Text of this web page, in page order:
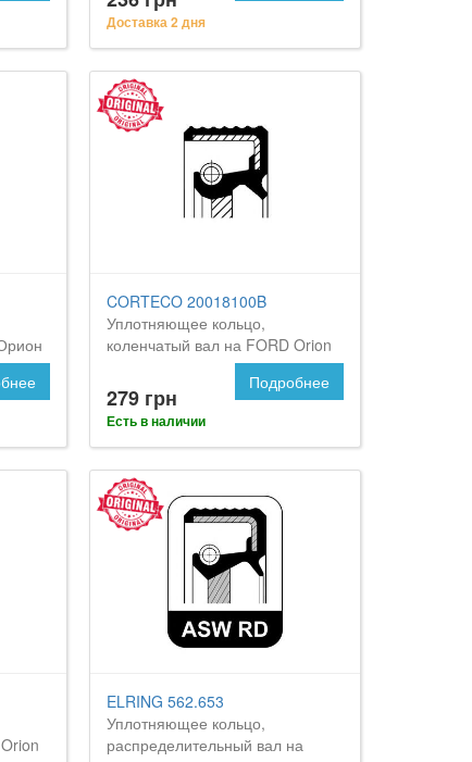
Доставка 2 дня
CORTECO 20018100B
Уплотняющее кольцо,
коленчатый вал на FORD Orion
279 грн
Есть в наличии
Подробнее
ELRING 562.653
Уплотняющее кольцо,
распределительный вал на